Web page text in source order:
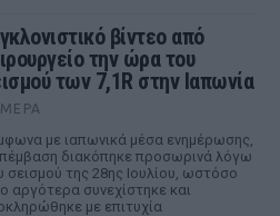
βίντεο από
την ώρα του
των 7,1R στην Ιαπωνία
με ιαπωνικά μέσα ενημέρωσης,
διακόπηκε προσωρινά λόγω
σεισμού της 28ης Ιουλίου, ωστόσο
αργότερα συνεχίστηκε και
με επιτυχία